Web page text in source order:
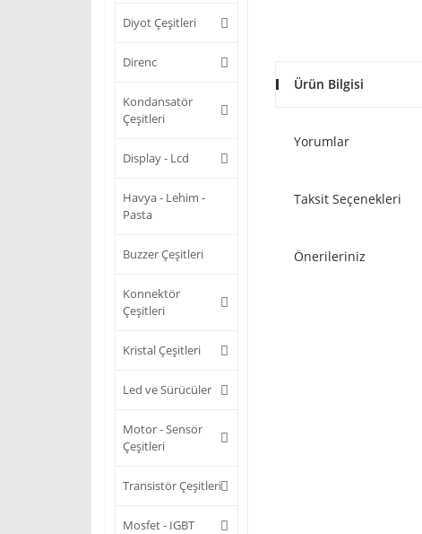
Diyot Çeşitleri
Direnc
Kondansatör
Çeşitleri
Display - Lcd
Havya - Lehim -
Pasta
Buzzer Çeşitleri
Konnektör
Çeşitleri
Kristal Çeşitleri
Led ve Sürücüler
Motor - Sensör
Çeşitleri
Transistör Çeşitleri
Mosfet - IGBT
Ürün Bilgisi
Yorumlar
Taksit Seçenekleri
Önerileriniz